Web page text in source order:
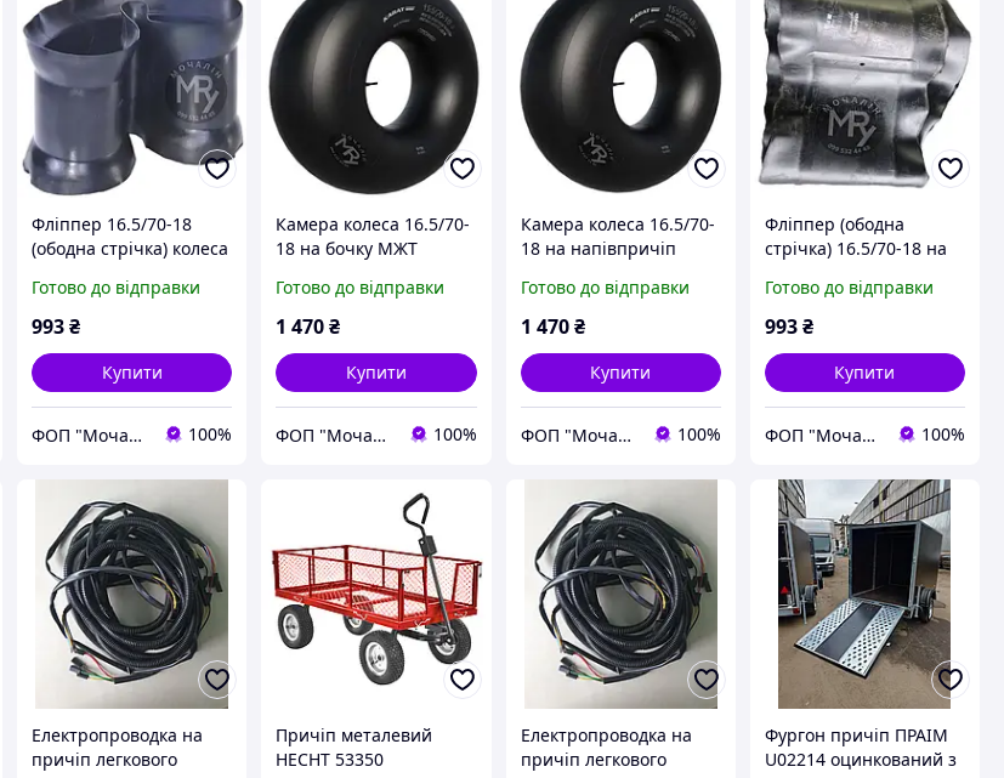
Фліппер 16.5/70-18
(ободна стрічка) колеса
Готово до відправки
993₴
Купити
ФОП "Мочалін Р.Ю." 100%
Камера колеса 16.5/70-
18 на бочку МЖТ
Готово до відправки
1 470₴
Купити
ФОП "Мочалін Р.Ю." 100%
Камера колеса 16.5/70-
18 на напівпричіп
v3.02.15-Kabat
Готово до відправки
1 470 ₴
Купити
ФОП "Мочалін Р.Ю." 100%
Фліппер (ободна
стрічка) 16.5/70-18 на
16.5/70-18 v3.02.15-
Kabat
Готово до відправки
993₴
Купити
ФОП "Мочалін Р.Ю." 100%
Електропроводка на
причіп легкового
Причіп металевий
HECHT 53350
Електропроводка на
причіп легкового
Фургон причіп ПРАІМ
U02214 оцинкований з